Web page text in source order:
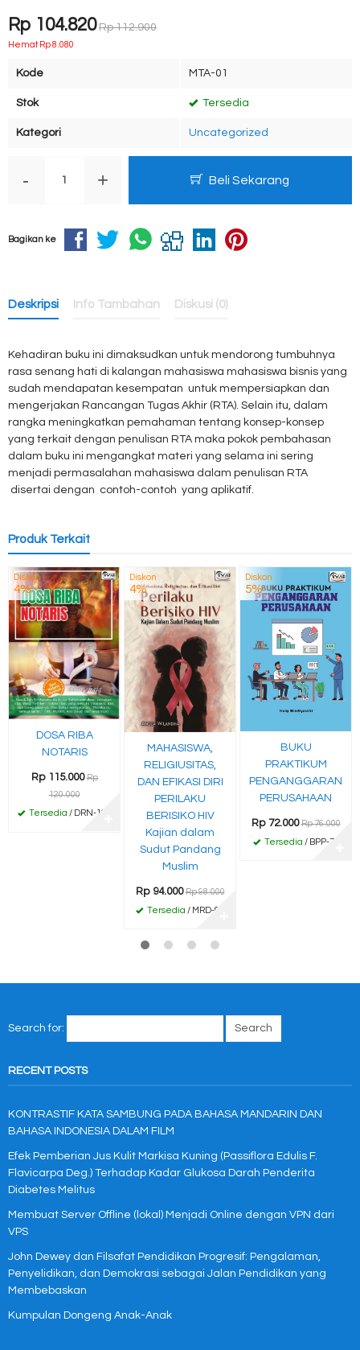
Rp 104.820 Rp 112.900
Hemat Rp 8.080
Kode MTA-01
Stok Tersedia
Kategori Uncategorized
- + Beli Sekarang
Bagikan ke
Deskripsi Info Tambahan Diskusi (0)
Kehadiran buku ini dimaksudkan untuk mendorong tumbuhnya
rasa senang hati di kalangan mahasiswa mahasiswa bisnis yang
sudah mendapatan kesempatan untuk mempersiapkan dan
mengerjakan Rancangan Tugas Akhir (RTA). Selain itu, dalam
rangka meningkatkan pemahaman tentang konsep-konsep
yang terkait dengan penulisan RTA maka pokok pembahasan
dalam buku ini mengangkat materi yang selama ini sering
menjadi permasalahan mahasiswa dalam penulisan RTA
disertai dengan contoh-contoh yang aplikatif.
Produk Terkait
Diskon
4%
DOSA RIBA
NOTARIS
Rp 115.000 Rp
120.000
Tersedia / DRN-120
Diskon
4%
MAHASISWA,
RELIGIUSITAS,
DAN EFIKASI DIRI
PERILAKU
BERISIKO HIV
Kajian dalam
Sudut Pandang
Muslim
Rp 94.000 Rp 98.000
Tersedia / MRD-94
Diskon
5%
BUKU
PRAKTIKUM
PENGANGGARAN
PERUSAHAAN
Rp 72.000 Rp 76.000
Tersedia / BPP-72
Search for:
RECENT POSTS
KONTRASTIF KATA SAMBUNG PADA BAHASA MANDARIN DAN
BAHASA INDONESIA DALAM FILM
Efek Pemberian Jus Kulit Markisa Kuning (Passiflora Edulis F.
Flavicarpa Deg.) Terhadap Kadar Glukosa Darah Penderita
Diabetes Melitus
Membuat Server Offline (lokal) Menjadi Online dengan VPN dari
VPS
John Dewey dan Filsafat Pendidikan Progresif: Pengalaman,
Penyelidikan, dan Demokrasi sebagai Jalan Pendidikan yang
Membebaskan
Kumpulan Dongeng Anak-Anak